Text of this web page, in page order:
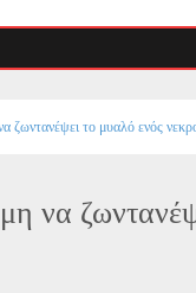
ζωντανέψει το μυαλό ενός
να